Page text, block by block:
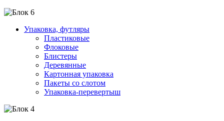
Упаковка, футляры
Пластиковые
Флоковые
Блистеры
Деревянные
Картонная упаковка
Пакеты со слотом
Упаковка-перевертыш